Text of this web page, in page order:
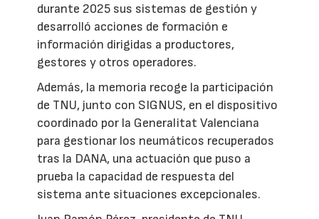
durante 2025 sus sistemas de gestión y
desarrolló acciones de formación e
información dirigidas a productores,
gestores y otros operadores.
Además, la memoria recoge la participación
de TNU, junto con SIGNUS, en el dispositivo
coordinado por la Generalitat Valenciana
para gestionar los neumáticos recuperados
tras la DANA, una actuación que puso a
prueba la capacidad de respuesta del
sistema ante situaciones excepcionales.